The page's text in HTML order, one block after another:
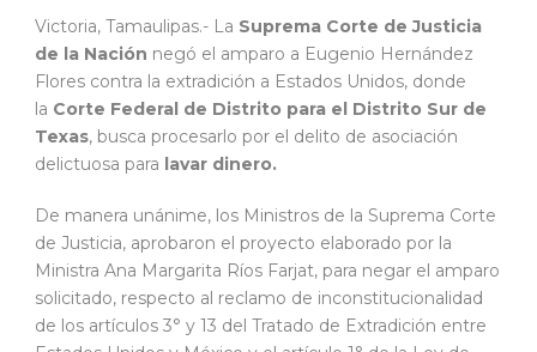
Victoria, Tamaulipas.- La Suprema Corte de Justicia
de la Nación negó el amparo a Eugenio Hernández
Flores contra la extradición a Estados Unidos, donde
la Corte Federal de Distrito para el Distrito Sur de
Texas, busca procesarlo por el delito de asociación
delictuosa para lavar dinero.
De manera unánime, los Ministros de la Suprema Corte
de Justicia, aprobaron el proyecto elaborado por la
Ministra Ana Margarita Ríos Farjat, para negar el amparo
solicitado, respecto al reclamo de inconstitucionalidad
de los artículos 3° y 13 del Tratado de Extradición entre